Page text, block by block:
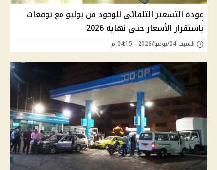
عودة التسعير التلقائي للوقود من يوليو مع توقعات
باستقرار الأسعار حتى نهاية 2026
السبت 04/يوليو/2026 - 04:15 م